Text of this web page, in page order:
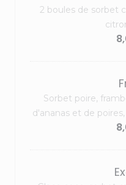
2 boules de sorbet
Sorbet poire,
d'ananas et de